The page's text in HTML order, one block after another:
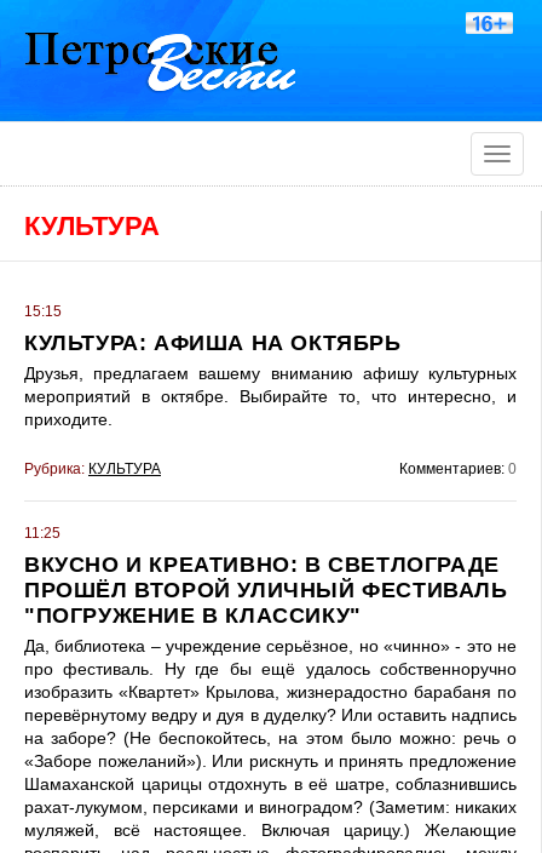
Toggle
КУЛЬТУРА
15:15
КУЛЬТУРА: АФИША НА ОКТЯБРЬ
Друзья, предлагаем вашему вниманию афишу культурных
мероприятий в октябре. Выбирайте то, что интересно, и
приходите.
Рубрика: КУЛЬТУРА Комментариев: 0
11:25
ВКУСНО И КРЕАТИВНО: В СВЕТЛОГРАДЕ
ПРОШЁЛ ВТОРОЙ УЛИЧНЫЙ ФЕСТИВАЛЬ
"ПОГРУЖЕНИЕ В КЛАССИКУ"
Да, библиотека – учреждение серьёзное, но «чинно» - это не
про фестиваль. Ну где бы ещё удалось собственноручно
изобразить «Квартет» Крылова, жизнерадостно барабаня по
перевёрнутому ведру и дуя в дуделку? Или оставить надпись
на заборе? (Не беспокойтесь, на этом было можно: речь о
«Заборе пожеланий»). Или рискнуть и принять предложение
Шамаханской царицы отдохнуть в её шатре, соблазнившись
рахат-лукумом, персиками и виноградом? (Заметим: никаких
муляжей, всё настоящее. Включая царицу.) Желающие